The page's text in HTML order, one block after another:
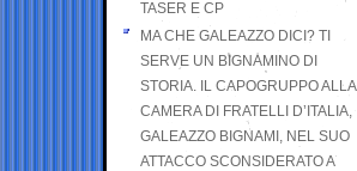
TASER E CP
MA CHE GALEAZZO DICI? TI
SERVE UN BIGNAMINO DI
STORIA. IL CAPOGRUPPO ALLA
CAMERA DI FRATELLI D’ITALIA,
GALEAZZO BIGNAMI, NEL SUO
ATTACCO SCONSIDERATO A